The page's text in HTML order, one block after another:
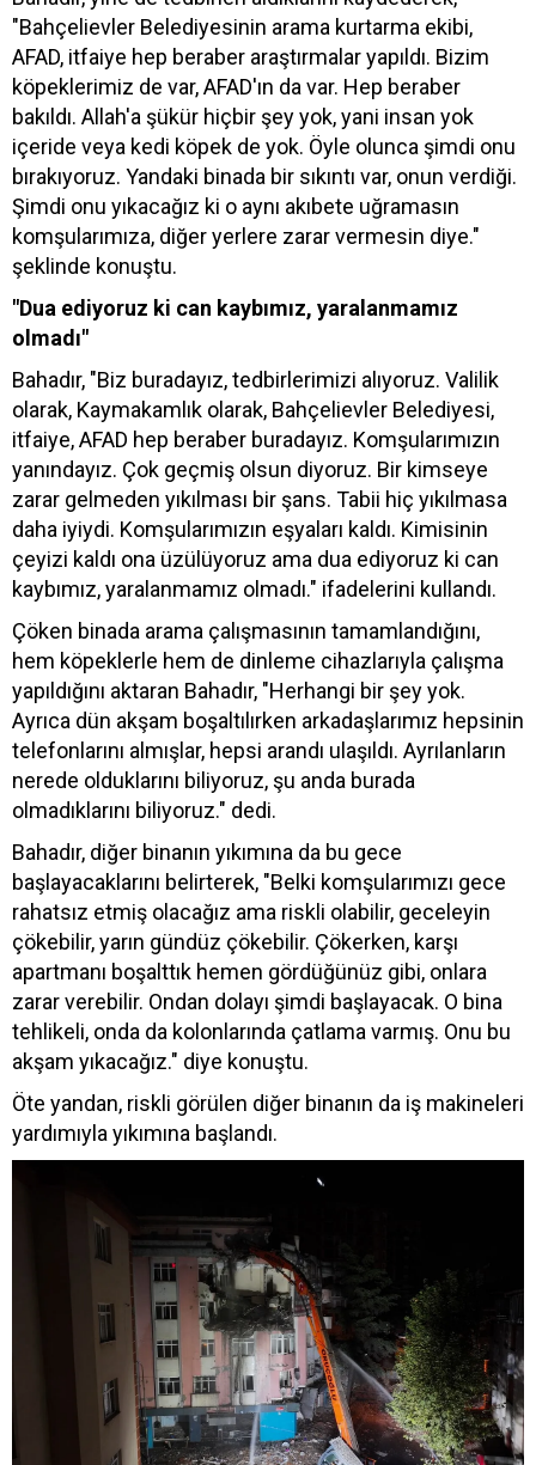
"Bahçelievler Belediyesinin arama kurtarma ekibi,
AFAD, itfaiye hep beraber araştırmalar yapıldı. Bizim
köpeklerimiz de var, AFAD'ın da var. Hep beraber
bakıldı. Allah'a şükür hiçbir şey yok, yani insan yok
içeride veya kedi köpek de yok. Öyle olunca şimdi onu
bırakıyoruz. Yandaki binada bir sıkıntı var, onun verdiği.
Şimdi onu yıkacağız ki o aynı akıbete uğramasın
komşularımıza, diğer yerlere zarar vermesin diye."
şeklinde konuştu.
"Dua ediyoruz ki can kaybımız, yaralanmamız
olmadı"
Bahadır, "Biz buradayız, tedbirlerimizi alıyoruz. Valilik
olarak, Kaymakamlık olarak, Bahçelievler Belediyesi,
itfaiye, AFAD hep beraber buradayız. Komşularımızın
yanındayız. Çok geçmiş olsun diyoruz. Bir kimseye
zarar gelmeden yıkılması bir şans. Tabii hiç yıkılmasa
daha iyiydi. Komşularımızın eşyaları kaldı. Kimisinin
çeyizi kaldı ona üzülüyoruz ama dua ediyoruz ki can
kaybımız, yaralanmamız olmadı." ifadelerini kullandı.
Çöken binada arama çalışmasının tamamlandığını,
hem köpeklerle hem de dinleme cihazlarıyla çalışma
yapıldığını aktaran Bahadır, "Herhangi bir şey yok.
Ayrıca dün akşam boşaltılırken arkadaşlarımız hepsinin
telefonlarını almışlar, hepsi arandı ulaşıldı. Ayrılanların
nerede olduklarını biliyoruz, şu anda burada
olmadıklarını biliyoruz." dedi.
Bahadır, diğer binanın yıkımına da bu gece
başlayacaklarını belirterek, "Belki komşularımızı gece
rahatsız etmiş olacağız ama riskli olabilir, geceleyin
çökebilir, yarın gündüz çökebilir. Çökerken, karşı
apartmanı boşalttık hemen gördüğünüz gibi, onlara
zarar verebilir. Ondan dolayı şimdi başlayacak. O bina
tehlikeli, onda da kolonlarında çatlama varmış. Onu bu
akşam yıkacağız." diye konuştu.
Öte yandan, riskli görülen diğer binanın da iş makineleri
yardımıyla yıkımına başlandı.